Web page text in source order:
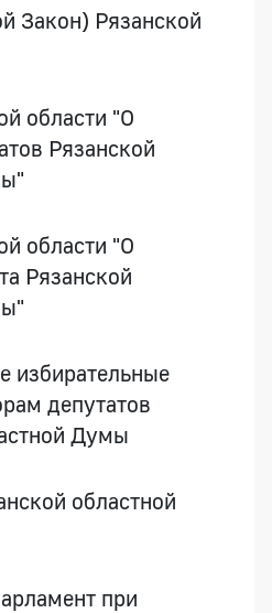
Закон) Рязанской
области "О
Рязанской
области "О
Рязанской
избирательные
депутатов
Думы
областной
при